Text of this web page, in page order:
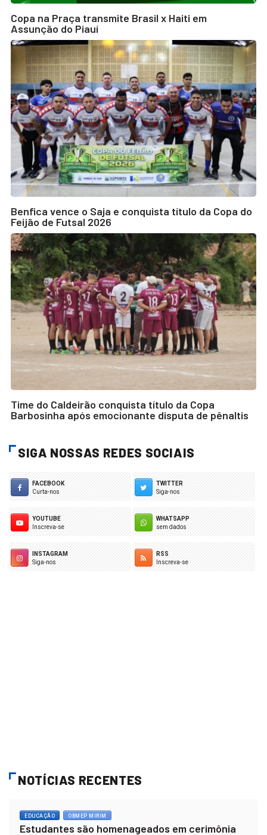
Copa na Praça transmite Brasil x Haiti em
Assunção do Piauí
Benfica vence o Saja e conquista título da Copa do
Feijão de Futsal 2026
Time do Caldeirão conquista título da Copa
Barbosinha após emocionante disputa de pênaltis
SIGA NOSSAS REDES SOCIAIS
FACEBOOK
Curta-nos
TWITTER
Siga-nos
YOUTUBE
Inscreva-se
WHATSAPP
sem dados
INSTAGRAM
Siga-nos
RSS
Inscreva-se
NOTÍCIAS RECENTES
EDUCAÇÃO OBMEP MIRIM
Estudantes são homenageados em cerimônia